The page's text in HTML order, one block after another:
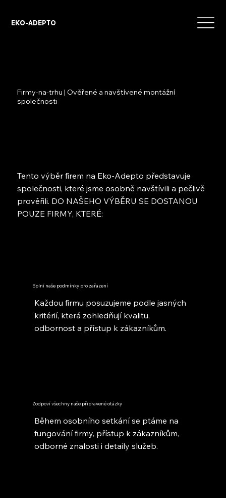
EKO-ADEPTO
Firmy-na-trhu | Ověřené a navštívené montážní
společnosti
Tento výběr firem na Eko-Adepto představuje
společnosti, které jsme osobně navštívili a pečlivě
prověřili. DO NAŠEHO VÝBĚRU SE DOSTANOU
POUZE FIRMY, KTERÉ:
Splní naše podmínky pro zařazení
Každou firmu posuzujeme podle jasných
kritérií, která zohledňují kvalitu,
odbornost a přístup k zákazníkům.
Zodpoví všechny naše připravené otázky
Během osobního setkání se ptáme na
fungování firmy, přístup k zákazníkům,
odborné znalosti i detaily služeb.